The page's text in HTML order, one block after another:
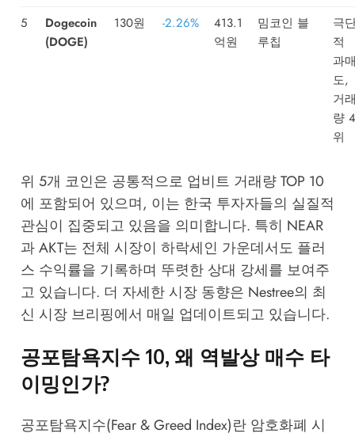
5
Dogecoin
(DOGE)
130원 -2.26%
413.1
억원
밈코인 블
루칩
극
적
과
도,
거
량 4
위
위 5개 코인은 공통적으로 업비트 거래량 TOP 10
에 포함되어 있으며, 이는 한국 투자자들의 실질적
관심이 집중되고 있음을 의미합니다. 특히 NEAR
과 AKT는 전체 시장이 하락세인 가운데서도 플러
스 수익률을 기록하며 뚜렷한 상대 강세를 보여주
고 있습니다. 더 자세한 시장 동향은 Nestree의 최
신 시장 브리핑에서 매일 업데이트되고 있습니다.
공포탐욕지수 10, 왜 역발상 매수 타
이밍인가?
공포탐욕지수(Fear & Greed Index)란 암호화폐 시